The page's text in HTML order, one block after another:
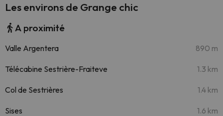
Les environs de Grange chic
A proximité
Valle Argentera 890 m
Télécabine Sestrière-Fraiteve 1.3 km
Col de Sestrières 1.4 km
Sises 1.6 km